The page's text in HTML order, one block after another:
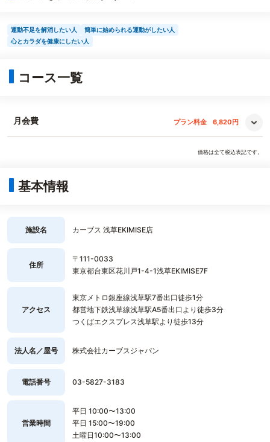
運動不足を解消したい人
簡単に始められる運動がしたい人
心とカラダを健康にしたい人
コース一覧
月会費 プラン料金 6,820円
価格は全て税込表記です。
基本情報
施設名 カーブス 浅草EKIMISE店
住所
〒111-0033
東京都台東区花川戸1-4-1浅草EKIMISE7F
アクセス
東京メトロ銀座線浅草駅7番出口徒歩1分
都営地下鉄浅草線浅草駅A5番出口より徒歩3分
つくばエクスプレス浅草駅より徒歩13分
法人名／屋号 株式会社カーブスジャパン
電話番号 03-5827-3183
営業時間
平日 10:00〜13:00
平日 15:00〜19:00
土曜日10:00〜13:00